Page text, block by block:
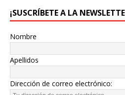
¡SUSCRÍBETE A LA
Nombre
Apellidos
Dirección de correo electrónico: